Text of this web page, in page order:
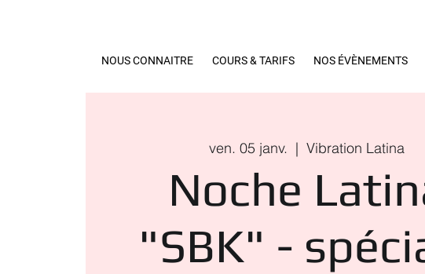
NOUS CONNAITRE COURS & TARIFS NOS ÉVÈNEMENTS
ven. 05 janv.
  |
Vibration Latina
Noche
"SBK" -